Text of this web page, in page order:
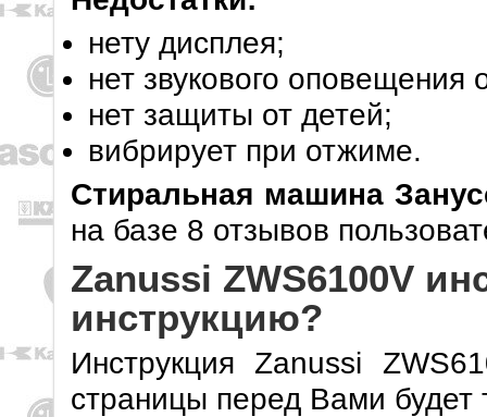
нету дисплея;
нет звукового оповещения
нет защиты от детей;
вибрирует при отжиме.
Стиральная машина
на базе 8 отзывов
Zanussi ZWS6100V
инструкцию?
Инструкция Zanussi
страницы перед Вами будет